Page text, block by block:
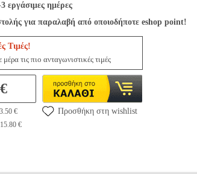
εργάσιμες ημέρες
για παραλαβή από οποιοδήποτε eshop point!
Τιμές!
τις πιο ανταγωνιστικές τιμές
€
15.80 €
Προσθήκη στη wishlist